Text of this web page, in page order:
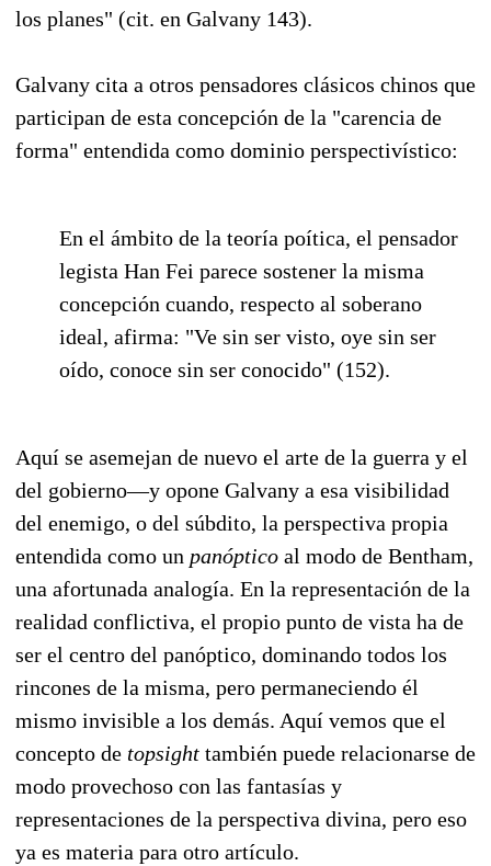
los planes" (cit. en Galvany 143).
Galvany cita a otros pensadores clásicos chinos que
participan de esta concepción de la "carencia de
forma" entendida como dominio perspectivístico:
En el ámbito de la teoría poítica, el pensador
legista Han Fei parece sostener la misma
concepción cuando, respecto al soberano
ideal, afirma: "Ve sin ser visto, oye sin ser
oído, conoce sin ser conocido" (152).
Aquí se asemejan de nuevo el arte de la guerra y el
del gobierno—y opone Galvany a esa visibilidad
del enemigo, o del súbdito, la perspectiva propia
entendida como un panóptico al modo de Bentham,
una afortunada analogía. En la representación de la
realidad conflictiva, el propio punto de vista ha de
ser el centro del panóptico, dominando todos los
rincones de la misma, pero permaneciendo él
mismo invisible a los demás. Aquí vemos que el
concepto de topsight también puede relacionarse de
modo provechoso con las fantasías y
representaciones de la perspectiva divina, pero eso
ya es materia para otro artículo.